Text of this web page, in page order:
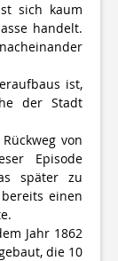
sich kaum
handelt.
ist,
der Stadt
von
Episode
später zu
einen
Jahr 1862
die 10